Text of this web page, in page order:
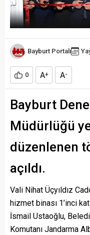
Bayburt Portalı
0 A+ A-
Bayburt
Müdürlüğü
düzenlenen
açıldı.
Vali Nihat Üçyıldız
hizmet binası 1’inci
İsmail Ustaoğlu,
Komutanı Jandarma